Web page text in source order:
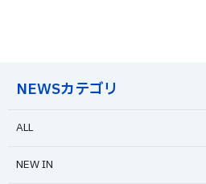
NEWSカテゴリ
ALL
NEW IN